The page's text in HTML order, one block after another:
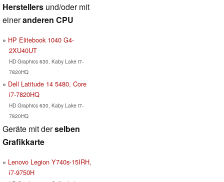
Herstellers und/oder mit
eineranderen CPU
HP Elitebook 1040 G4-
2XU40UT
HD Graphics 630, Kaby Lake i7-
7820HQ
Dell Latitude 14 5480, Core
i7-7820HQ
HD Graphics 630, Kaby Lake i7-
7820HQ
Geräte mit derselben
Grafikkarte
Lenovo Legion Y740s-15IRH,
i7-9750H